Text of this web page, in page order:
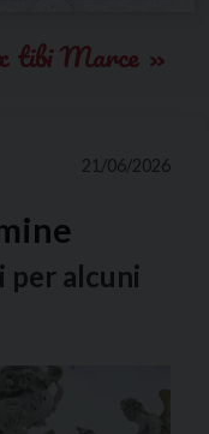
tibi Marce
21/06/2026
per alcuni